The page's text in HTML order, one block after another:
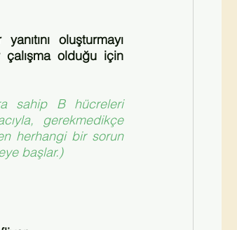
oluşturmayı
olduğu için
sahip B hücreleri
gerekmedikçe
herhangi bir sorun
başlar.)